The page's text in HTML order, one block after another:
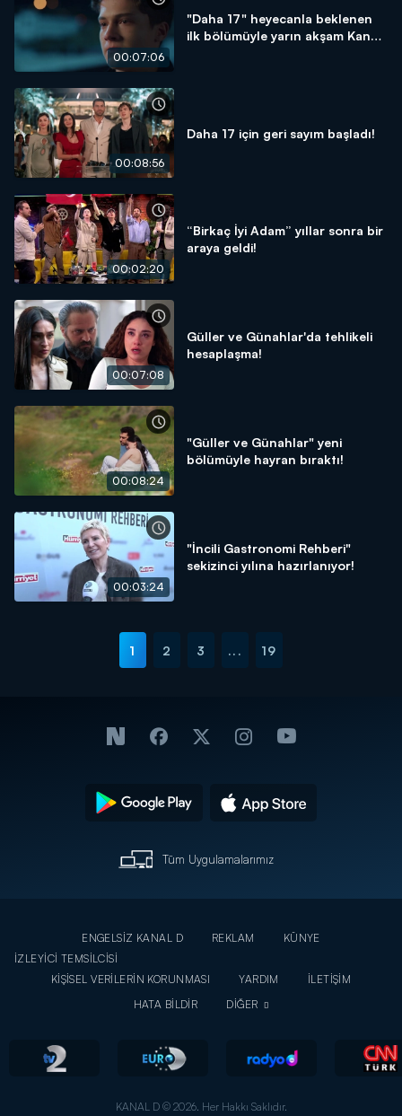
00:07:06
"Daha 17" heyecanla beklenen
ilk bölümüyle yarın akşam Kanal
00:08:56
Daha 17 için geri sayım başladı!
00:02:20
“Birkaç İyi Adam” yıllar sonra bir
araya geldi!
00:07:08
Güller ve Günahlar'da tehlikeli
hesaplaşma!
00:08:24
"Güller ve Günahlar" yeni
bölümüyle hayran bıraktı!
00:03:24
"İncili Gastronomi Rehberi"
sekizinci yılına hazırlanıyor!
1 2 3 ... 19
Tüm Uygulamalarımız
ENGELSİZ KANAL D REKLAM
KÜNYE
İZLEYİCİ TEMSİLCİSİ
KİŞİSEL VERİLERİN KORUNMASI
YARDIM
İLETİŞİM
HATA BİLDİR
DİĞER
KANAL D © 2026. Her Hakkı Saklıdır.